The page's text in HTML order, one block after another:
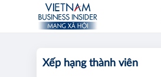
Xếp hạng thành viên